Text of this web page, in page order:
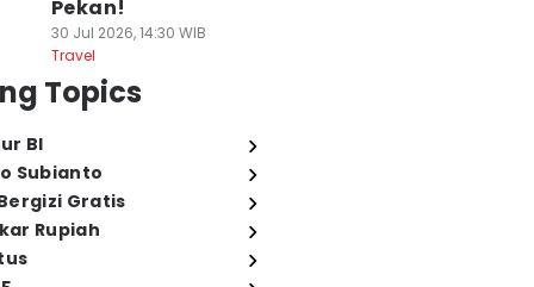
Pekan!
30 Jul 2026, 14:30 WIB
Travel
Topics
BI
Subianto
Gratis
Rupiah